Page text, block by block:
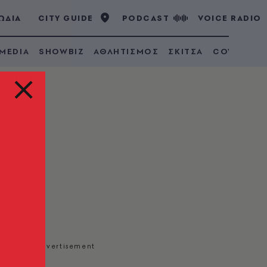
CITY GUIDE PODCAST VOICE RADIO
SHOWBIZ ΑΘΛΗΤΙΣΜΟΣ ΣΚΙΤΣΑ COVID 19